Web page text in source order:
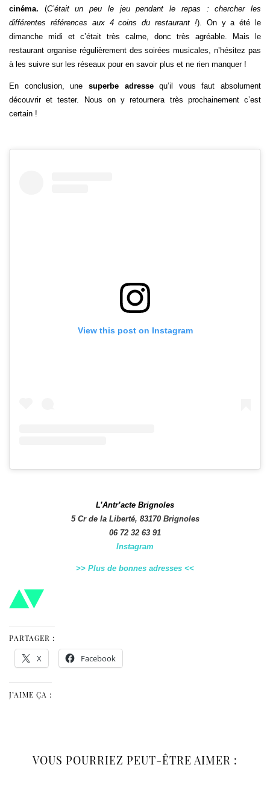
cinéma. (C’était un peu le jeu pendant le repas : chercher les
différentes références aux 4 coins du restaurant !). On y a été le
dimanche midi et c’était très calme, donc très agréable. Mais le
restaurant organise régulièrement des soirées musicales, n’hésitez pas
à les suivre sur les réseaux pour en savoir plus et ne rien manquer !
En conclusion, une superbe adressequ’il vous faut absolument
découvrir et tester. Nous on y retournera très prochainement c’est
certain !
View this post on Instagram
L’Antr’acte Brignoles
5 Cr de la Liberté, 83170 Brignoles
06 72 32 63 91
Instagram
>> Plus de bonnes adresses <<
PARTAGER :
X Facebook
J’AIME ÇA :
VOUS POURRIEZ PEUT-ÊTRE AIMER :